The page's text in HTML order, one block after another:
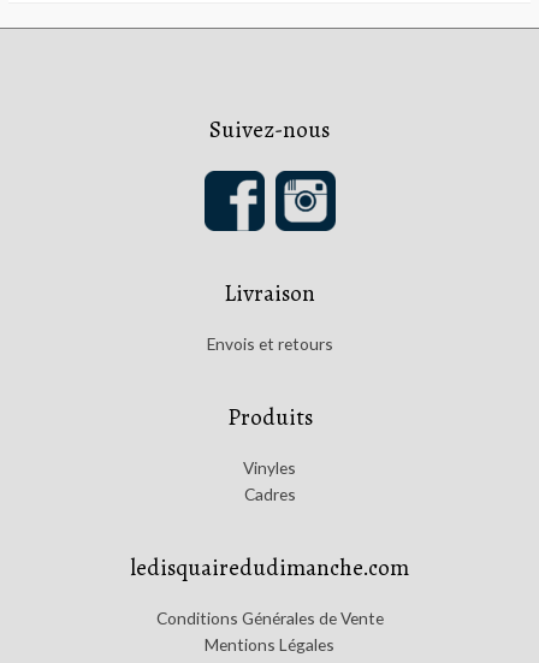
Suivez-nous
Livraison
Envois et retours
Produits
Vinyles
Cadres
ledisquairedudimanche.com
Conditions Générales de Vente
Mentions Légales